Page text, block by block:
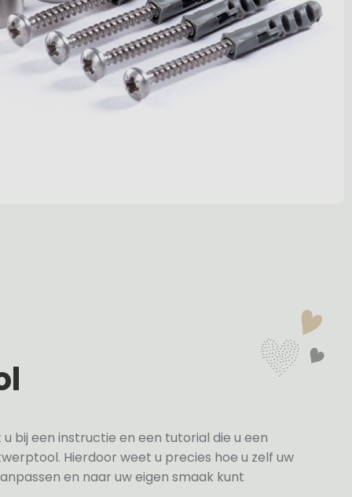
bij een instructie en een tutorial die u een
Hierdoor weet u precies hoe u zelf uw
en naar uw eigen smaak kunt